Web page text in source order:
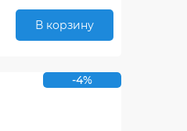
В корзину
-4%